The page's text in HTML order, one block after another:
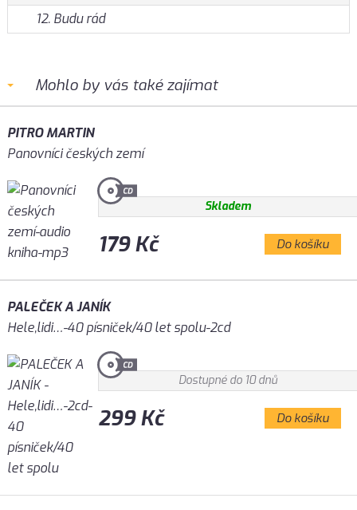
12. Budu rád
Mohlo by vás také zajímat
PITRO MARTIN
Panovníci českých zemí
Skladem
179 Kč Do košíku
PALEČEK A JANÍK
Hele,lidi…-40 písniček/40 let spolu-2cd
Dostupné do 10 dnů
299 Kč Do košíku